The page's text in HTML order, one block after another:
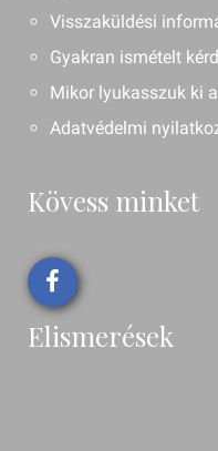
Visszaküldési
Gyakran ismételt
Mikor lyukasszuk ki
Adatvédelmi
Kövess minket
Elismerések